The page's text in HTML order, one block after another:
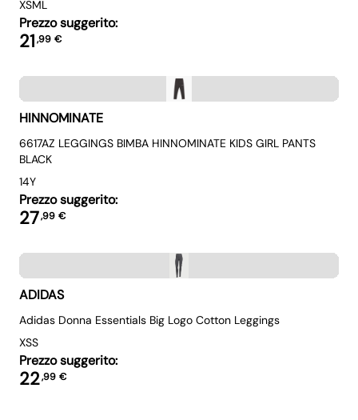
XSML
Prezzo suggerito:
21,99 €
HINNOMINATE
6617AZ LEGGINGS BIMBA HINNOMINATE KIDS GIRL PANTS
BLACK
14Y
Prezzo suggerito:
27,99 €
ADIDAS
Adidas Donna Essentials Big Logo Cotton Leggings
XSS
Prezzo suggerito:
22,99 €